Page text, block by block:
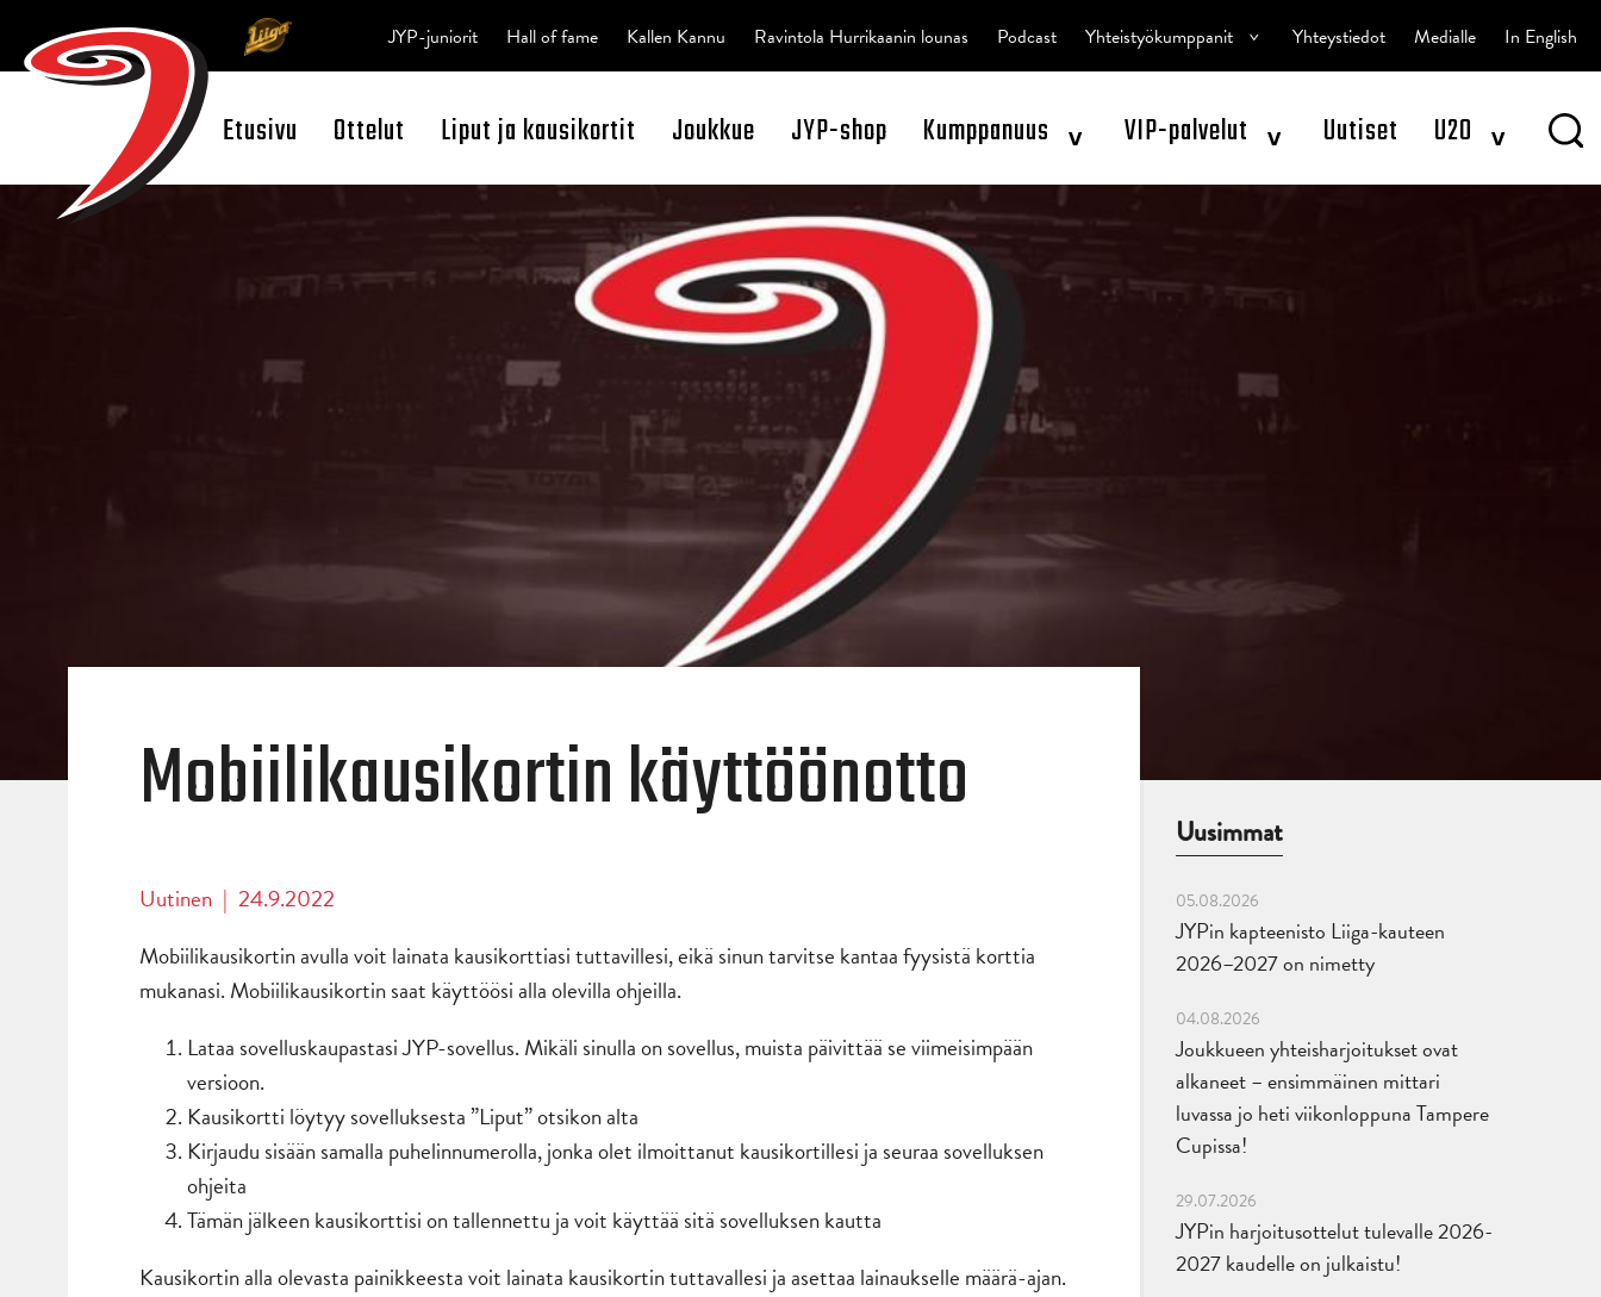
Open Search
Etusivu Ottelut Liput ja kausikortit Joukkue JYP-shop Kumppanuus ^ VIP-palvelut ^ Uutiset U20 ^
JYP-juniorit Hall of fame Kallen Kannu Ravintola Hurrikaanin lounas Podcast Yhteistyökumppanit ^ Yhteystiedot Medialle In English
Mobiilikausikortin käyttöönotto
Uutinen | 24.9.2022
Mobiilikausikortin avulla voit lainata kausikorttiasi tuttavillesi, eikä sinun tarvitse kantaa fyysistä korttia
mukanasi. Mobiilikausikortin saat käyttöösi alla olevilla ohjeilla.
Lataa sovelluskaupastasi JYP-sovellus. Mikäli sinulla on sovellus, muista päivittää se viimeisimpään
versioon.
Kausikortti löytyy sovelluksesta ”Liput” otsikon alta
Kirjaudu sisään samalla puhelinnumerolla, jonka olet ilmoittanut kausikortillesi ja seuraa sovelluksen
ohjeita
Tämän jälkeen kausikorttisi on tallennettu ja voit käyttää sitä sovelluksen kautta
Kausikortin alla olevasta painikkeesta voit lainata kausikortin tuttavallesi ja asettaa lainaukselle määrä-ajan.
Uusimmat
05.08.2026
JYPin kapteenisto Liiga-kauteen
2026–2027 on nimetty
04.08.2026
Joukkueen yhteisharjoitukset ovat
alkaneet – ensimmäinen mittari
luvassa jo heti viikonloppuna Tampere
Cupissa!
29.07.2026
JYPin harjoitusottelut tulevalle 2026-
2027 kaudelle on julkaistu!